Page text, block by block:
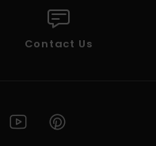
Contact Us